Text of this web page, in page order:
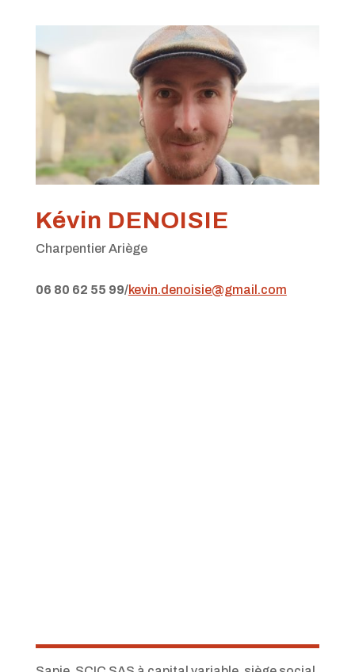
Kévin DENOISIE
Charpentier Ariège
06 80 62 55 99/kevin.denoisie@gmail.com